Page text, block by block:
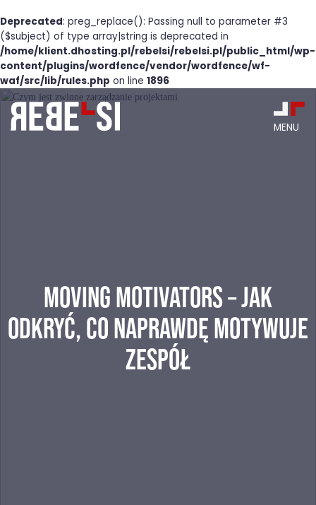
Deprecated : preg_replace(): Passing null to parameter #3
($subject) of type array|string is deprecated in
/home/klient.dhosting.pl/rebelsi/rebelsi.pl/public_html/wp-
content/plugins/wordfence/vendor/wordfence/wf-
waf/src/lib/rules.php on line 1896
Skip
content
MENU
MOVING MOTIVATORS – JAK
ODKRYĆ, CO NAPRAWDĘ MOTYWUJE
ZESPÓŁ